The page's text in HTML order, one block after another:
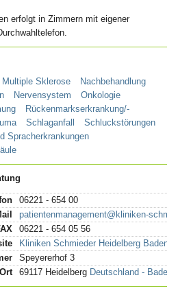
erfolgt in Zimmern mit eigener
Multiple Sklerose
Nachbehandlung
Nervensystem
Onkologie
Rückenmarkserkrankung/-
Schlaganfall
Schluckstörungen
Spracherkrankungen
06221 - 654 00
patientenmanagement@kliniken-
06221 - 654 05 56
Kliniken Schmieder Heidelberg Baden-
Speyererhof 3
69117 Heidelberg Deutschland -